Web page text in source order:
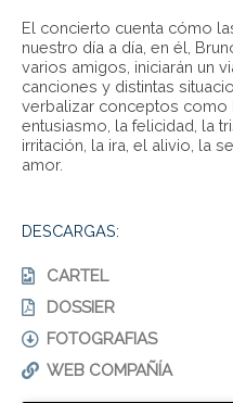
El concierto cuenta cómo
nuestro día a día, en él,
varios amigos, iniciarán un
canciones y distintas
verbalizar conceptos como
entusiasmo, la felicidad, la
irritación, la ira, el alivio, la
amor.
DESCARGAS:
CARTEL
DOSSIER
FOTOGRAFIAS
WEB COMPAÑÍA